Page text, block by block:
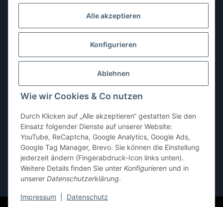
Alle akzeptieren
Konfigurieren
Ablehnen
Wie wir Cookies & Co nutzen
Durch Klicken auf „Alle akzeptieren“ gestatten Sie den
Einsatz folgender Dienste auf unserer Website:
YouTube, ReCaptcha, Google Analytics, Google Ads,
Google Tag Manager, Brevo. Sie können die Einstellung
jederzeit ändern (Fingerabdruck-Icon links unten).
Weitere Details finden Sie unter Konfigurieren und in
unserer Datenschutzerklärung.
Impressum Datenschutz
Dienstag:10:00–13:00, 14:00–16:00 Uhr
10:00–13:00 Uhr
Freitag:10:00–13:00, 14:00–18:00 Uhr
Sonntag: geschlossen
* Alle Preise inkl. gesetzlicher USt., zzgl. Versand